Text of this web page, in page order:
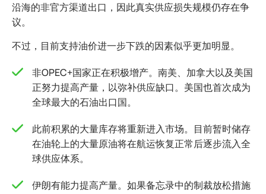
沿海的非官方渠道出口，因此真实供应损失规模仍存在争
议。
不过，目前支持油价进一步下跌的因素似乎更加明显。
非OPEC+国家正在积极增产。南美、加拿大以及美国
正努力提高产量，以弥补供应缺口。美国也首次成为
全球最大的石油出口国。
此前积累的大量库存将重新进入市场。目前暂时储存
在油轮上的大量原油将在航运恢复正常后逐步流入全
球供应体系。
伊朗有能力提高产量。如果备忘录中的制裁放松措施